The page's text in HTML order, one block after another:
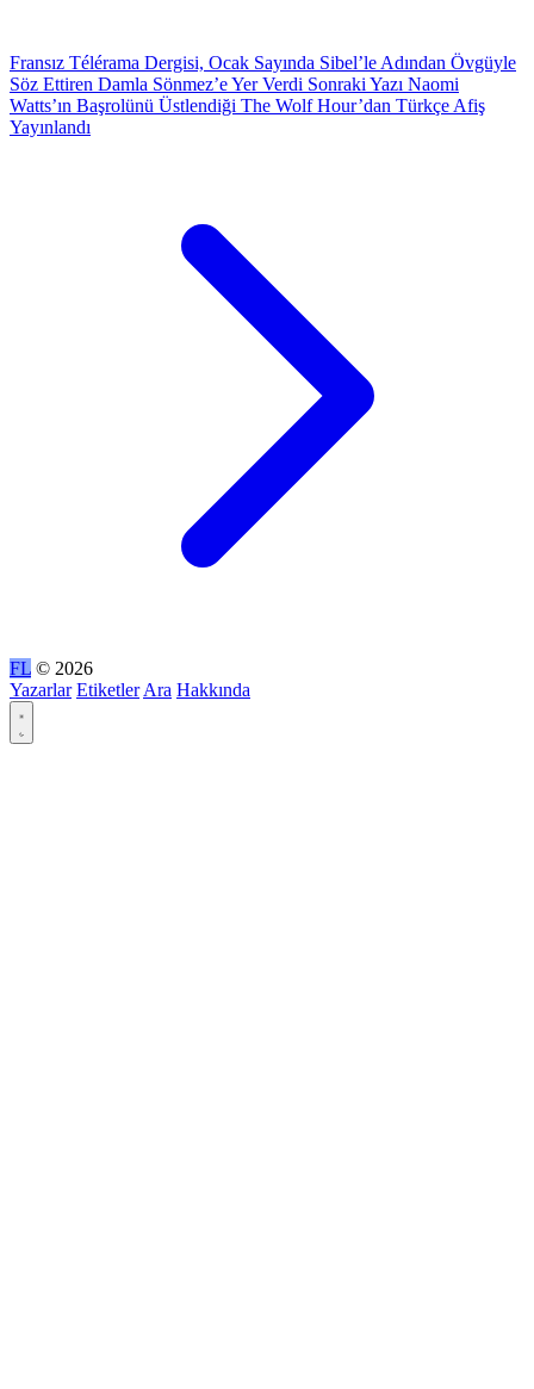
Fransız Télérama Dergisi, Ocak Sayında Sibel’le Adından Övgüyle
Söz Ettiren Damla Sönmez’e Yer Verdi Sonraki Yazı Naomi
Watts’ın Başrolünü Üstlendiği The Wolf Hour’dan Türkçe Afiş
Yayınlandı
FL © 2026
Yazarlar Etiketler Ara Hakkında